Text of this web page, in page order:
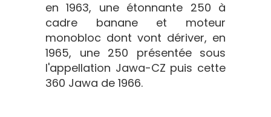
en 1963, une étonnante 250 à
cadre banane et moteur
monobloc dont vont dériver, en
1965, une 250 présentée sous
l'appellation Jawa-CZ puis cette
360 Jawa de 1966.